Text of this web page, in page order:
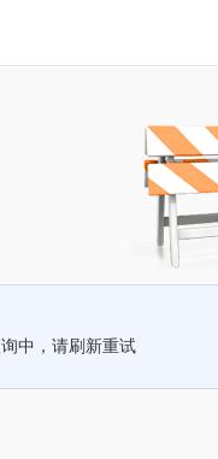
中，请刷新重试